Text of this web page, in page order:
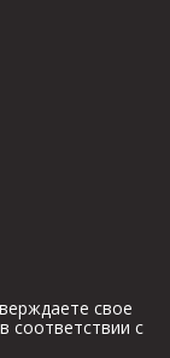
свое
соответствии с